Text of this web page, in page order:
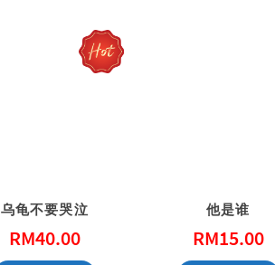
乌龟不要哭泣
RM40.00
他是谁
RM15.00
加入购物车